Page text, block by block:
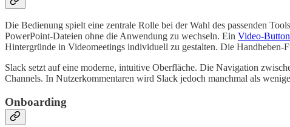
Die Bedienung spielt eine zentrale Rolle bei der Wahl des passenden
PowerPoint-Dateien ohne die Anwendung zu wechseln. Ein Video-
Hintergründe in Videomeetings individuell zu gestalten. Die
Slack setzt auf eine moderne, intuitive Oberfläche. Die Navigation
Channels. In Nutzerkommentaren wird Slack jedoch manchmal als
Onboarding